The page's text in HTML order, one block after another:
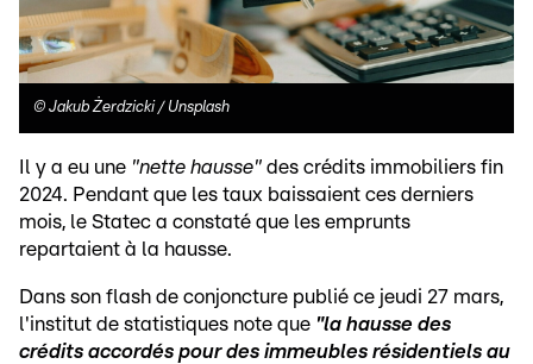
© Jakub Żerdzicki / Unsplash
Il y a eu une "nette hausse" des crédits immobiliers fin
2024. Pendant que les taux baissaient ces derniers
mois, le Statec a constaté que les emprunts
repartaient à la hausse.
Dans son flash de conjoncture publié ce jeudi 27 mars,
l'institut de statistiques note que "la hausse des
crédits accordés pour des immeubles résidentiels au